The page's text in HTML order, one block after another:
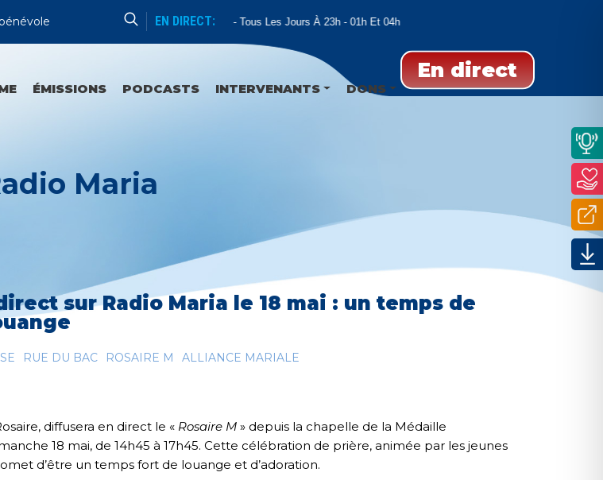
EN DIRECT:
Enseignement Tous Les Jours À 23h - 01h Et 04h
En direct
ÉMISSIONS PODCASTS INTERVENANTS DONS
Maria
sur Radio Maria le 18 mai : un temps de
RUE DU BAC ROSAIRE M ALLIANCE MARIALE
diffusera en direct le « Rosaire M » depuis la chapelle de la Médaille
18 mai, de 14h45 à 17h45. Cette célébration de prière, animée par les jeunes
d’être un temps fort de louange et d’adoration.